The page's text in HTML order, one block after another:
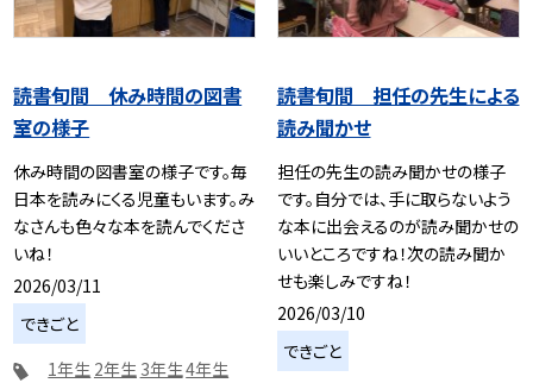
読書旬間 休み時間の図書
室の様子
休み時間の図書室の様子です。毎
日本を読みにくる児童もいます。み
なさんも色々な本を読んでくださ
いね！
2026/03/11
できごと
1年生 2年生 3年生4年生
読書旬間 担任の先生による
読み聞かせ
担任の先生の読み聞かせの様子
です。自分では、手に取らないよう
な本に出会えるのが読み聞かせの
いいところですね！次の読み聞か
せも楽しみですね！
2026/03/10
できごと